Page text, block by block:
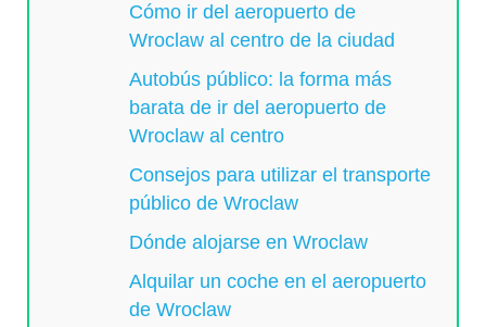
Cómo ir del aeropuerto de
Wroclaw al centro de la ciudad
Autobús público: la forma más
barata de ir del aeropuerto de
Wroclaw al centro
Consejos para utilizar el transporte
público de Wroclaw
Dónde alojarse en Wroclaw
Alquilar un coche en el aeropuerto
de Wroclaw